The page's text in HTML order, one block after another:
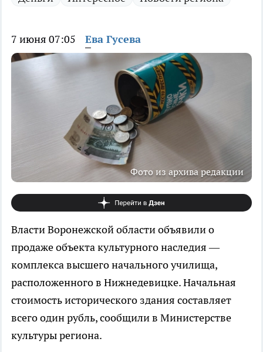
7 июня 07:05 Ева Гусева
Фото из архива редакции
Власти Воронежской области объявили о
продаже объекта культурного наследия —
комплекса высшего начального училища,
расположенного в Нижнедевицке. Начальная
стоимость исторического здания составляет
всего один рубль, сообщили в Министерстве
культуры региона.